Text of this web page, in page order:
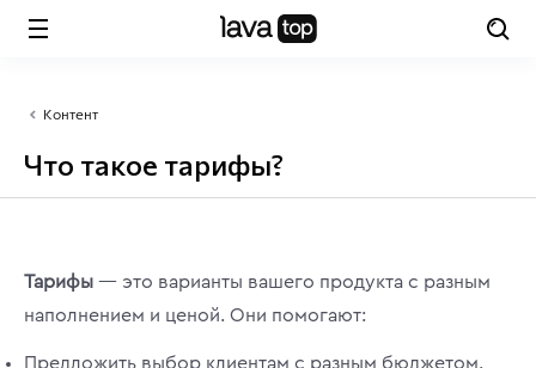
Контент
Что такое тарифы?
Тарифы — это варианты вашего продукта с разным
наполнением и ценой. Они помогают:
Предложить выбор клиентам с разным бюджетом.